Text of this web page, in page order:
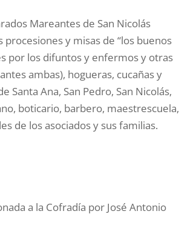
Mareantes de San Nicolás
procesiones y misas de “los buenos
por los difuntos y enfermos y otras
ambas), hogueras, cucañas y
Santa Ana, San Pedro, San Nicolás,
boticario, barbero, maestrescuela,
de los asociados y sus familias.
a la Cofradía por José Antonio